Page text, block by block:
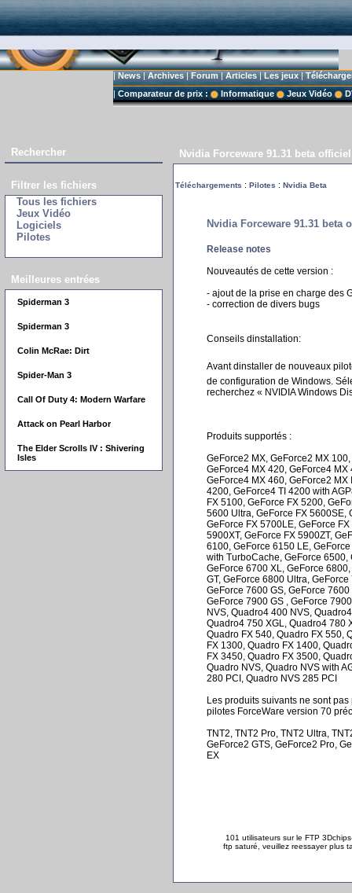
|News|Archives|Forum|Articles|Les jeux|
| Comparateur de prix : Informatique Jeux Vidéo
Rechercher
Filtrer les fichiers
Tous les fichiers
Jeux Vidéo
Logiciels
Pilotes
Meilleures entrées
Spiderman 3
Spiderman 3
Colin McRae: Dirt
Spider-Man 3
Call Of Duty 4: Modern Warfare
Attack on Pearl Harbor
The Elder Scrolls IV : Shivering
Isles
Nvidia Forceware 91.31 beta
Téléchargements : Pilotes : Nvidia Beta
Nvidia Forceware 91.31 beta
Release notes
Nouveautés de cette version :
- ajout de la prise en charge des
- correction de divers bugs
Conseils dinstallation:
Avant dinstaller de nouveaux
de configuration de Windows.
recherchez « NVIDIA Windows
Produits supportés :
GeForce2 MX, GeForce2 MX
GeForce4 MX 420, GeForce4
GeForce4 MX 460, GeForce2
4200, GeForce4 TI 4200 with
FX 5100, GeForce FX 5200,
5600 Ultra, GeForce FX 5600SE,
GeForce FX 5700LE, GeForce
5900XT, GeForce FX 5900ZT,
6100, GeForce 6150 LE,
with TurboCache, GeForce 6500,
GeForce 6700 XL, GeForce
GT, GeForce 6800 Ultra,
GeForce 7600 GS, GeForce
GeForce 7900 GS , GeForce
NVS, Quadro4 400 NVS,
Quadro4 750 XGL, Quadro4 780
Quadro FX 540, Quadro FX 550,
FX 1300, Quadro FX 1400,
FX 3450, Quadro FX 3500,
Quadro NVS, Quadro NVS with
280 PCI, Quadro NVS 285 PCI
Les produits suivants ne sont
pilotes ForceWare version 70
TNT2, TNT2 Pro, TNT2 Ultra,
GeForce2 GTS, GeForce2 Pro,
EX
101 utilisateurs sur le FTP
ftp saturé, veuillez reessayer plus